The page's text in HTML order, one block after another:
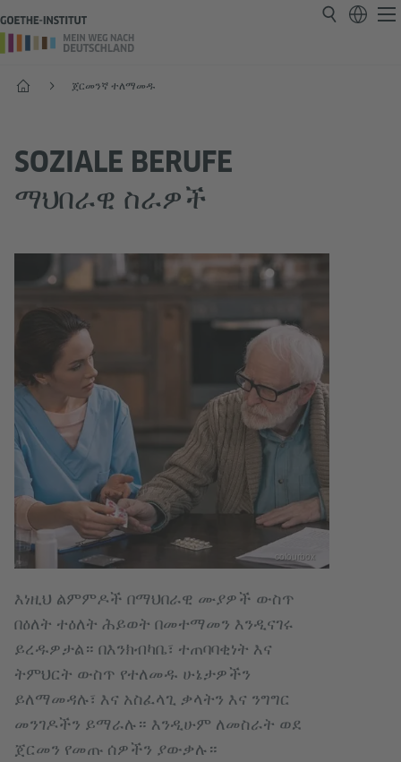
Start ጀርመንኛ ተለማመዱ
SOZIALE BERUFE
ማህበራዊ ስራዎች
colourbox
እነዚህ ልምምዶች በማህበራዊ ሙያዎች ውስጥ
በዕለት ተዕለት ሕይወት በመተማመን እንዲናገሩ
ይረዱዎታል። በእንክብካቤ፣ ተጠባባቂነት እና
ትምህርት ውስጥ የተለመዱ ሁኔታዎችን
ይለማመዳሉ፣ እና አስፈላጊ ቃላትን እና ንግግር
መንገዶችን ይማራሉ። እንዲሁም ለመስራት ወደ
ጀርመን የመጡ ሰዎችን ያውቃሉ።